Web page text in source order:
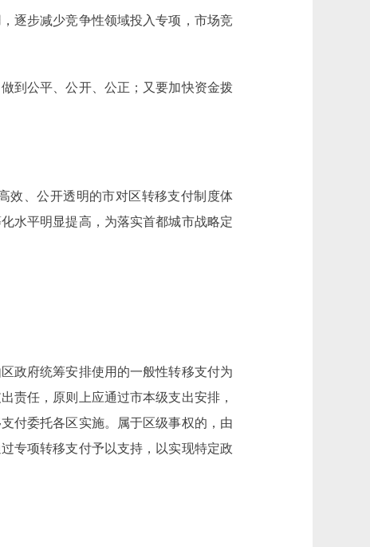
逐步减少竞争性领域投入专项，市场竞
到公平、公开、公正；又要加快资金拨
、公开透明的市对区转移支付制度体
水平明显提高，为落实首都城市战略定
政府统筹安排使用的一般性转移支付为
责任，原则上应通过市本级支出安排，
付委托各区实施。属于区级事权的，由
专项转移支付予以支持，以实现特定政